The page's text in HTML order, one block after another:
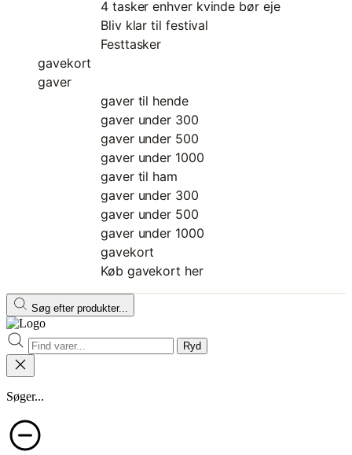
4 tasker enhver kvinde bør eje
Bliv klar til festival
Festtasker
gavekort
gaver
gaver til hende
gaver under 300
gaver under 500
gaver under 1000
gaver til ham
gaver under 300
gaver under 500
gaver under 1000
gavekort
Køb gavekort her
Søg efter produkter...
Ryd
Søger...